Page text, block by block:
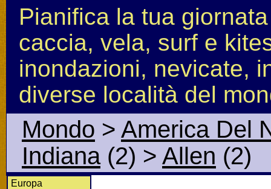
Pianifica la tua
caccia, vela, surf e
inondazioni, nevicate,
diverse località del
Mondo > America Del
Indiana(2) > Allen (2)
Europa